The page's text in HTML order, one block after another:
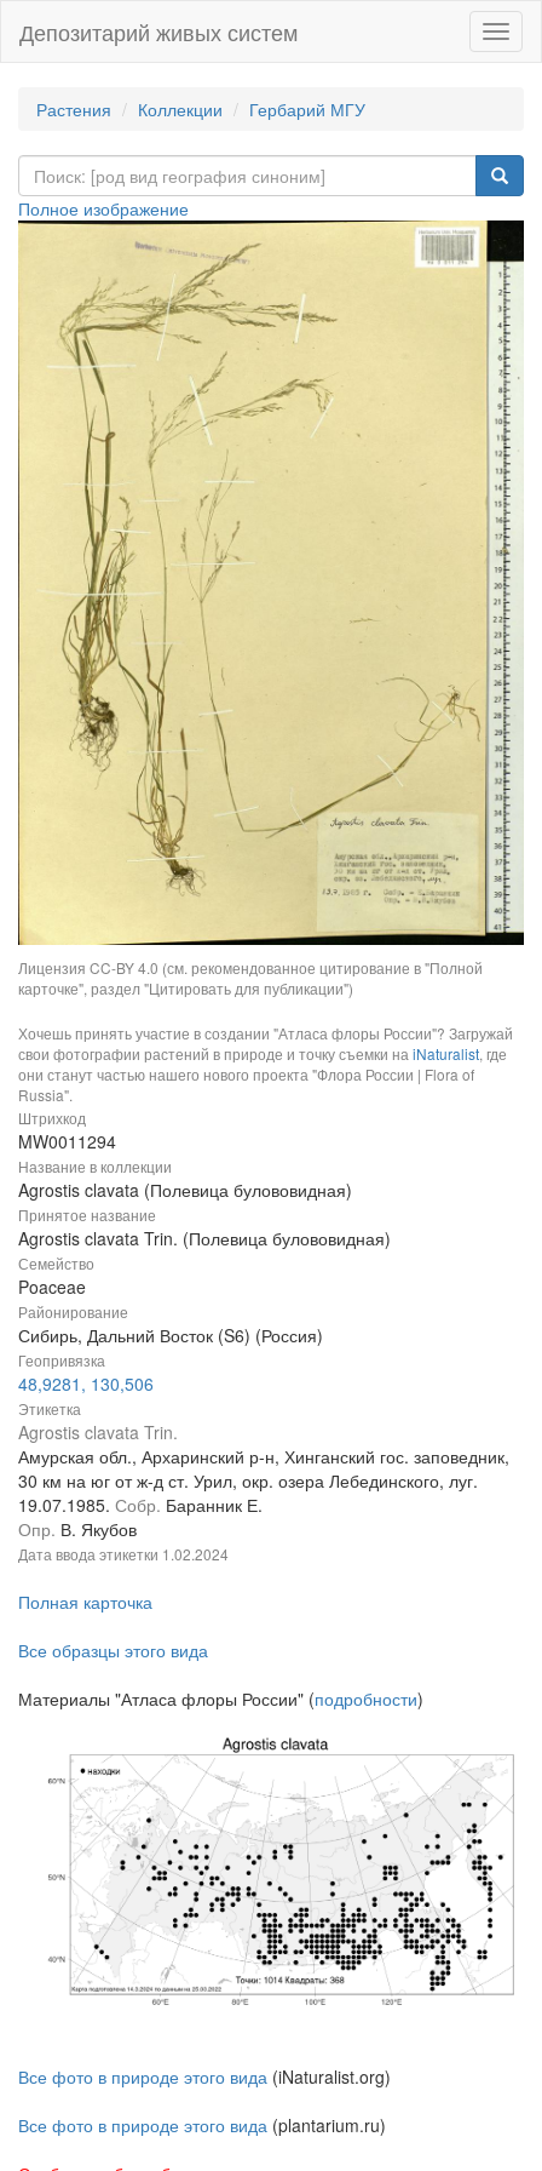
Депозитарий живых систем
Растения Коллекции Гербарий МГУ
Полное изображение
Лицензия CC-BY 4.0 (см. рекомендованное цитирование в "Полной
карточке", раздел "Цитировать для публикации")
Хочешь принять участие в создании "Атласа флоры России"? Загружай
свои фотографии растений в природе и точку съемки наiNaturalist, где
они станут частью нашего нового проекта "Флора России | Flora of
Russia".
Штрихкод
MW0011294
Название в коллекции
Agrostis clavata (Полевица булововидная)
Принятое название
Agrostis clavata Trin. (Полевица булововидная)
Семейство
Poaceae
Районирование
Сибирь, Дальний Восток (S6) (Россия)
Геопривязка
48,9281, 130,506
Этикетка
Agrostis clavata Trin.
Амурская обл., Архаринский р-н, Хинганский гос. заповедник,
30 км на юг от ж-д ст. Урил, окр. озера Лебединского, луг.
19.07.1985. Собр. Баранник Е.
Опр. В. Якубов
Дата ввода этикетки 1.02.2024
Полная карточка
Все образцы этого вида
Материалы "Атласа флоры России" (подробности)
Все фото в природе этого вида (iNaturalist.org)
Все фото в природе этого вида (plantarium.ru)